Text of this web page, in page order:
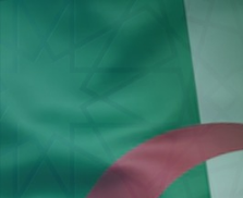
Aller au contenu principal